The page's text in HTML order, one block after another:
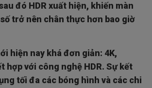
đó HDR xuất hiện, khiến màn
trở nên chân thực hơn bao giờ
hiện nay khá đơn giản: 4K,
hợp với công nghệ HDR. Sự kết
tối đa các bóng hình và các chi